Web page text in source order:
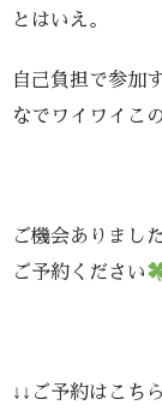
とはいえ。
自己負担で参加
なでワイワイ こ
ご機会ありまし
ご予約ください
↓↓ご予約はこち